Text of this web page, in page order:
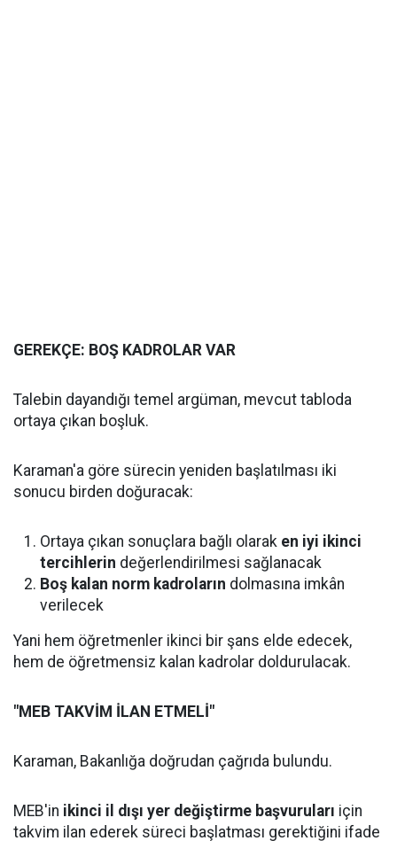
GEREKÇE: BOŞ KADROLAR VAR
Talebin dayandığı temel argüman, mevcut tabloda
ortaya çıkan boşluk.
Karaman'a göre sürecin yeniden başlatılması iki
sonucu birden doğuracak:
Ortaya çıkan sonuçlara bağlı olarak en iyi ikinci
tercihlerin değerlendirilmesi sağlanacak
Boş kalan norm kadroların dolmasına imkân
verilecek
Yani hem öğretmenler ikinci bir şans elde edecek,
hem de öğretmensiz kalan kadrolar doldurulacak.
"MEB TAKVİM İLAN ETMELİ"
Karaman, Bakanlığa doğrudan çağrıda bulundu.
MEB'in ikinci il dışı yer değiştirme başvuruları için
takvim ilan ederek süreci başlatması gerektiğini ifade